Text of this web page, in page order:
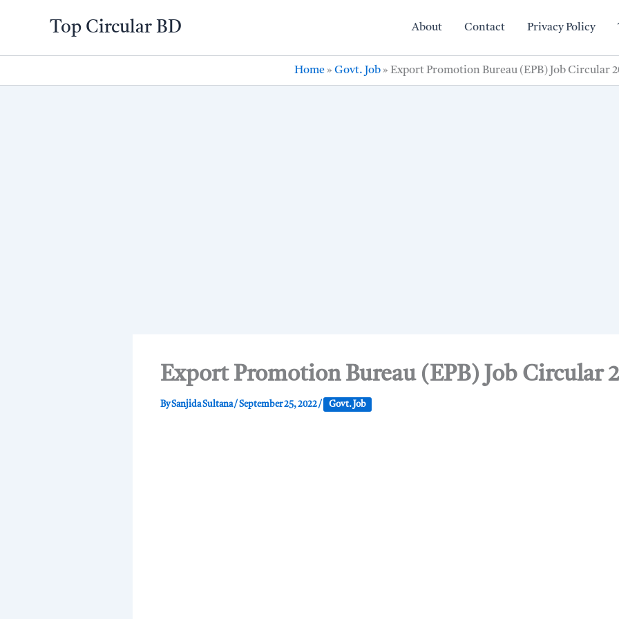
Top Circular BD About Contact Privacy Policy
Home» Govt. Job» Export Promotion Bureau (EPB) Job Circular
Export Promotion Bureau (EPB) Job Circular
BySanjida Sultana/September 25, 2022/ Govt. Job